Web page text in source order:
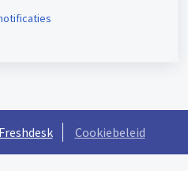
Freshdesk Cookiebeleid